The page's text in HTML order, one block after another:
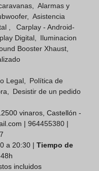
Alarmas y
Asistencia
Carplay - Android-
Digital
Iluminacion
Booster Xhaust
Legal
Política de
Desistir de un pedido
vinaros, Castellón -
| 964455380 |
a 20:30 | Tiempo de
incluidos